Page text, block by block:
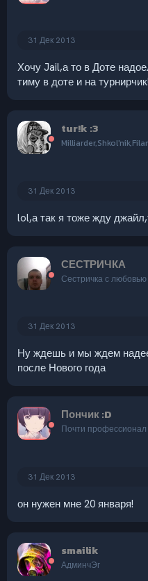
31 Дек 2013
Хочу Jail,а то в Доте
тиму в доте и на турнирчик!
tur!k :3
31 Дек 2013
lol,а так я тоже жду
СЕСТРИЧКА
Сестричка с любовью
31 Дек 2013
Ну ждешь и мы ждем
после Нового года
Пончик :D
Почти профессионал
31 Дек 2013
он нужен мне 20 января!
smailik
АдминчЭг